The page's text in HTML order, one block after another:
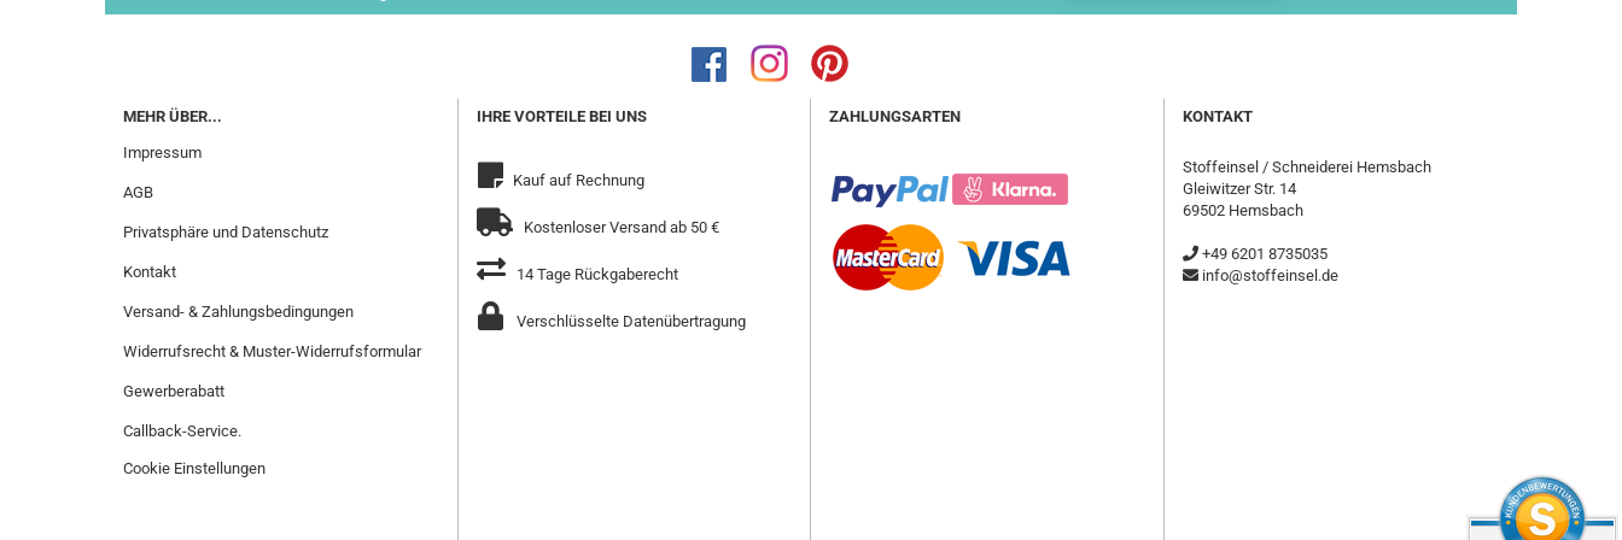
MEHR ÜBER...
Impressum
AGB
Privatsphäre und Datenschutz
Kontakt
Versand- & Zahlungsbedingungen
Widerrufsrecht & Muster-Widerrufsformular
Gewerberabatt
Callback-Service.
Cookie Einstellungen
IHRE VORTEILE BEI UNS
Kauf auf Rechnung
Kostenloser Versand ab 50 €
14 Tage Rückgaberecht
Verschlüsselte Datenübertragung
ZAHLUNGSARTEN KONTAKT
Stoffeinsel / Schneiderei Hemsbach
Gleiwitzer Str. 14
69502 Hemsbach
+49 6201 8735035
info@stoffeinsel.de